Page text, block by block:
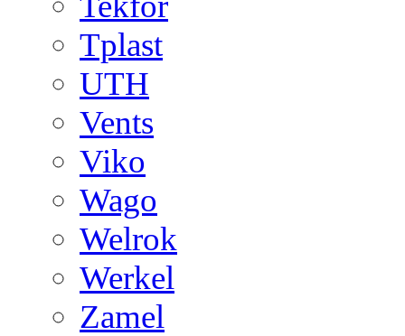
Tplast
UTH
Vents
Viko
Wago
Welrok
Werkel
Zamel